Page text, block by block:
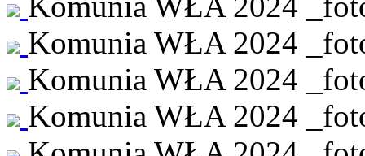
Komunia WŁA 2024
Komunia WŁA 2024
Komunia WŁA 2024